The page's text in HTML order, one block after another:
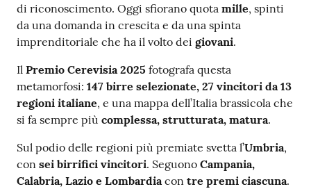
di riconoscimento. Oggi sfiorano quota mille, spinti
da una domanda in crescita e da una spinta
imprenditoriale che ha il volto dei giovani.
Il Premio Cerevisia 2025 fotografa questa
metamorfosi: 147 birre selezionate, 27 vincitori da 13
regioni italiane, e una mappa dell’Italia brassicola che
si fa sempre più complessa, strutturata, matura.
Sul podio delle regioni più premiate svetta l’Umbria,
con sei birrifici vincitori. Seguono Campania,
Calabria, Lazio e Lombardia con tre premi ciascuna.